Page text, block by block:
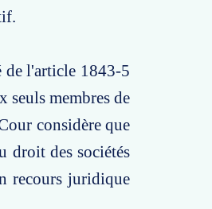
de l'article 1843-5
seuls membres de
considère que
droit des sociétés
recours juridique